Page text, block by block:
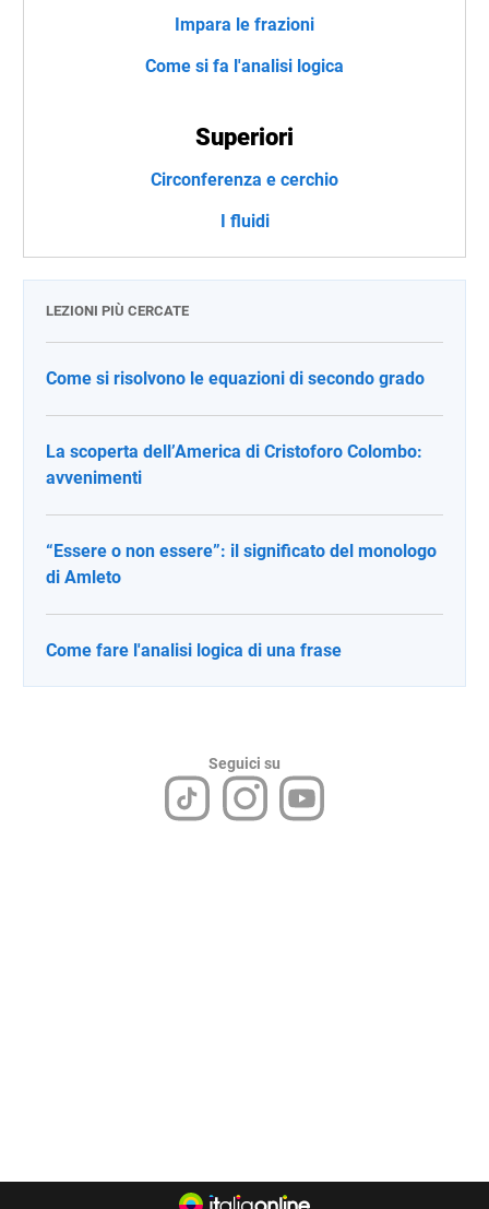
Impara le frazioni
Come si fa l'analisi logica
Superiori
Circonferenza e cerchio
I fluidi
LEZIONI PIÙ CERCATE
Come si risolvono le equazioni di secondo grado
La scoperta dell’America di Cristoforo Colombo:
avvenimenti
“Essere o non essere”: il significato del monologo
di Amleto
Come fare l'analisi logica di una frase
Seguici su